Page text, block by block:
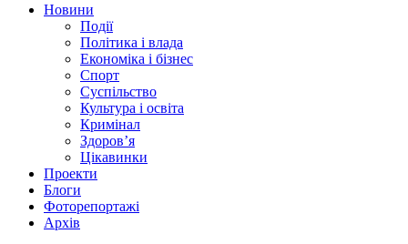
Новини
Події
Політика і влада
Економіка і бізнес
Спорт
Суспільство
Культура і освіта
Кримінал
Здоров’я
Цікавинки
Проекти
Блоги
Фоторепортажі
Архів